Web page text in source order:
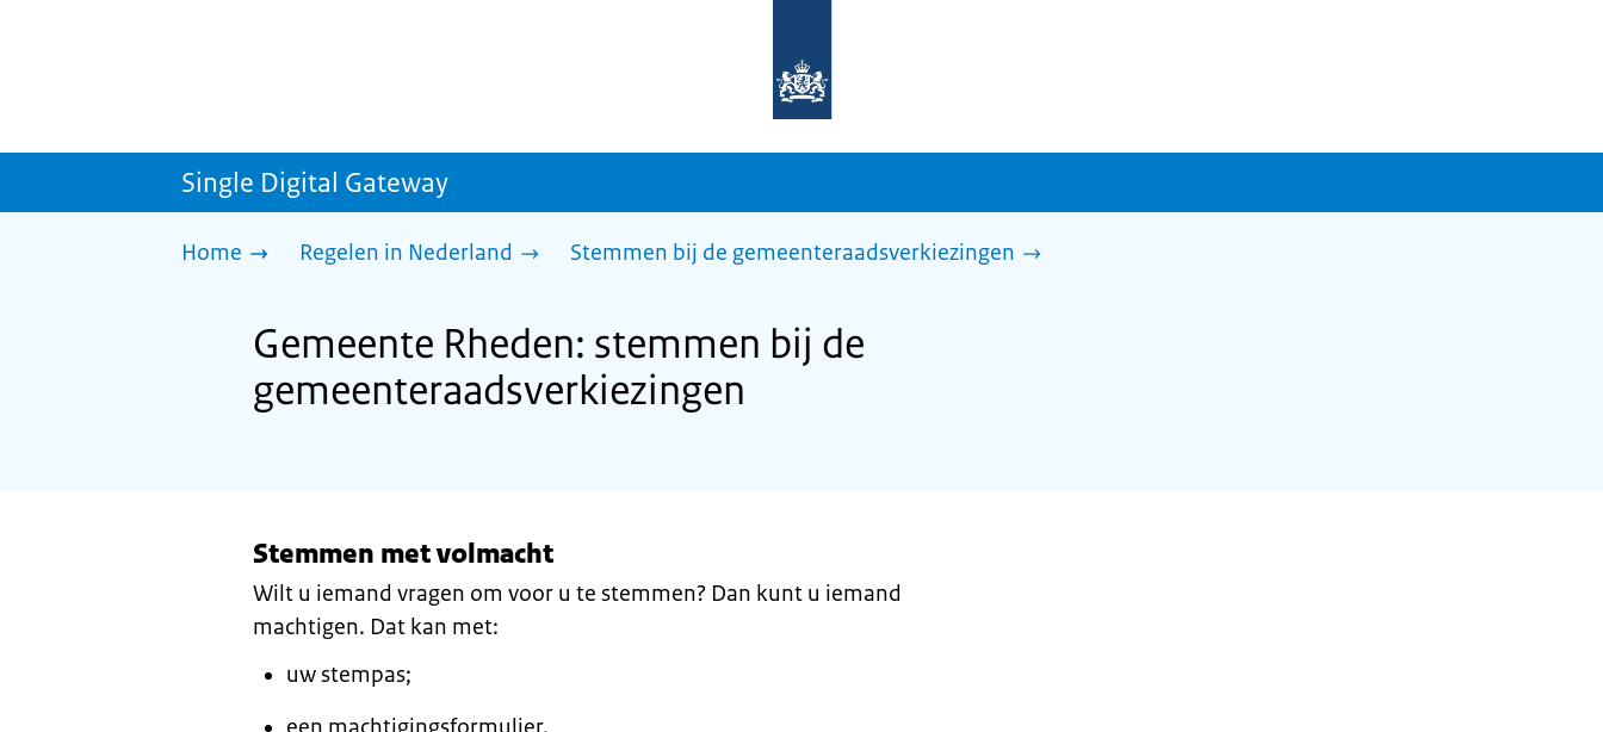
homepage
sdg.rijksoverheid.nl
Single Digital Gateway
Home Regelen in Nederland Stemmen bij de gemeenteraadsverkiezingen
Gemeente Rheden: stemmen bij de
gemeenteraadsverkiezingen
Stemmen met volmacht
Wilt u iemand vragen om voor u te stemmen? Dan kunt u iemand
machtigen. Dat kan met:
uw stempas;